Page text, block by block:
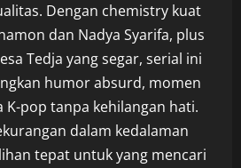
Dengan chemistry kuat
dan Nadya Syarifa, plus
Tedja yang segar, serial ini
humor absurd, momen
K-pop tanpa kehilangan hati.
dalam kedalaman
tepat untuk yang mencari